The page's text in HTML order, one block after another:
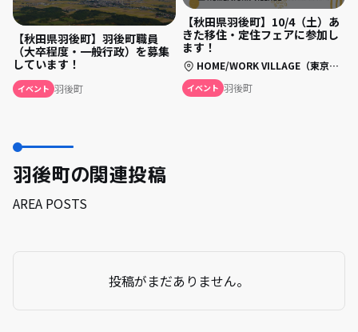
【秋田県羽後町】羽後町職員
（大卒程度・一般行政）を募集
しています！
イベント 羽後町
【秋田県羽後町】10/4（土）あ
きた移住・定住フェアに参加し
ます！
HOME/WORK VILLAGE（東京都世田谷区池尻２－４－５）
イベント 羽後町
羽後町の関連投稿
AREA POSTS
投稿がまだありません。